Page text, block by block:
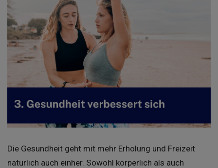
Die Gesundheit geht mit mehr Erholung und Freizeit
natürlich auch einher. Sowohl körperlich als auch